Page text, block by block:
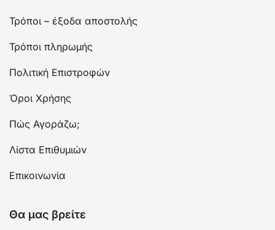
Τρόποι – έξοδα αποστολής
Τρόποι πληρωμής
Πολιτική Επιστροφών
Όροι Χρήσης
Πώς Αγοράζω;
Λίστα Επιθυμιών
Επικοινωνία
Θα μας βρείτε